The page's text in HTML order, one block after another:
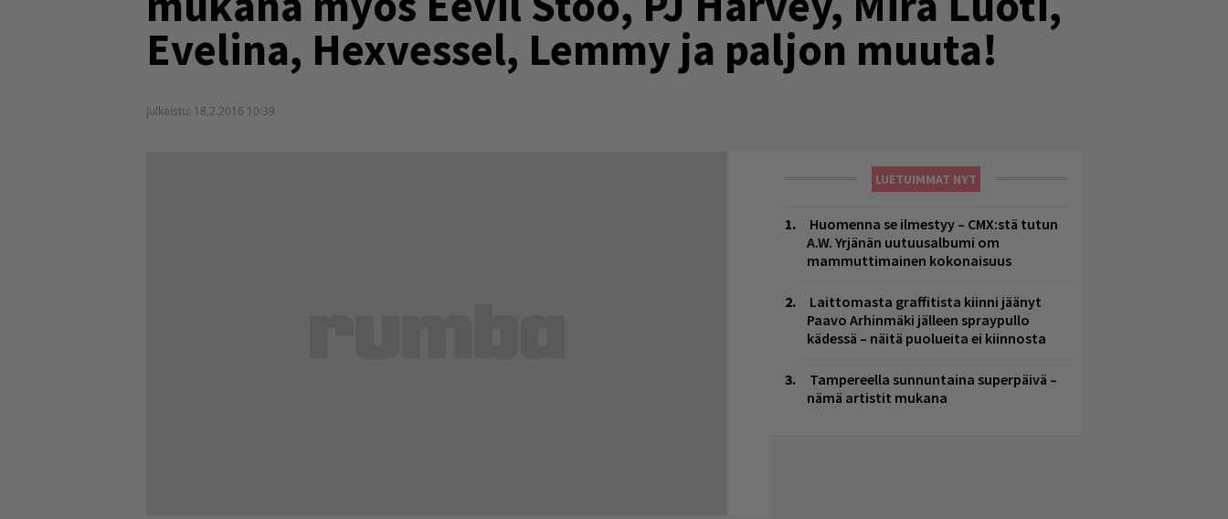
Evelina, Hexvessel, Lemmy ja paljon muuta!
Julkaistu: 18.2.2016 10:39
LUETUIMMAT NYT
Huomenna se ilmestyy – CMX:stä tutun
A.W. Yrjänän uutuusalbumi om
mammuttimainen kokonaisuus
Laittomasta graffitista kiinni jäänyt
Paavo Arhinmäki jälleen spraypullo
kädessä – näitä puolueita ei kiinnosta
Tampereella sunnuntaina superpäivä –
nämä artistit mukana